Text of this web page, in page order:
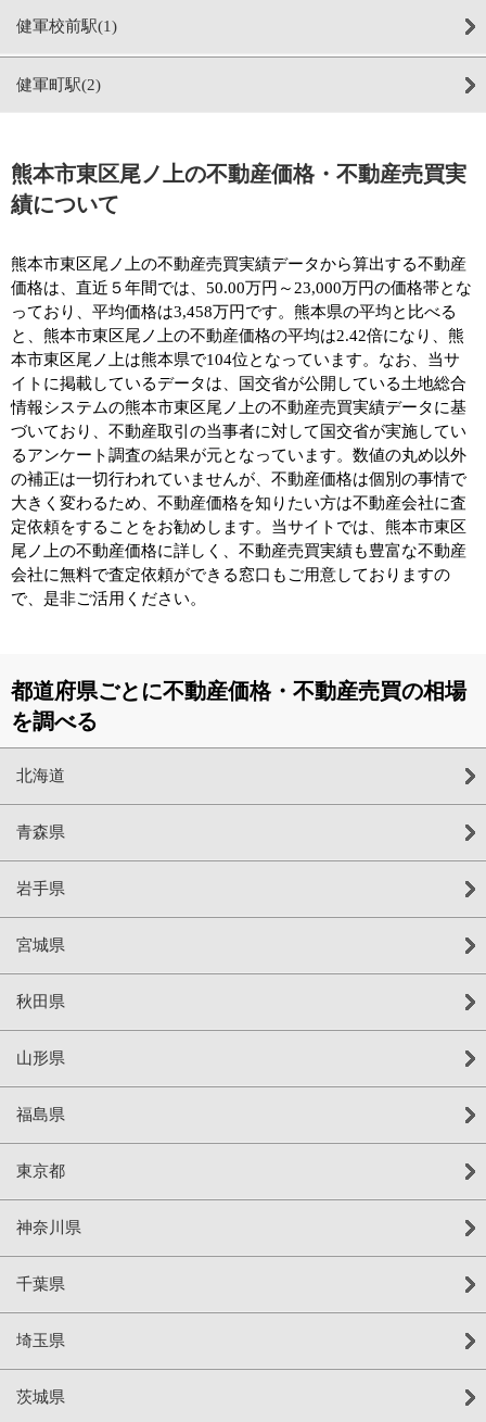
健軍校前駅(1)
健軍町駅(2)
熊本市東区尾ノ上の不動産価格・不動産売買実
績について
熊本市東区尾ノ上の不動産売買実績データから算出する不動産
価格は、直近５年間では、50.00万円～23,000万円の価格帯とな
っており、平均価格は3,458万円です。熊本県の平均と比べる
と、熊本市東区尾ノ上の不動産価格の平均は2.42倍になり、熊
本市東区尾ノ上は熊本県で104位となっています。なお、当サ
イトに掲載しているデータは、国交省が公開している土地総合
情報システムの熊本市東区尾ノ上の不動産売買実績データに基
づいており、不動産取引の当事者に対して国交省が実施してい
るアンケート調査の結果が元となっています。数値の丸め以外
の補正は一切行われていませんが、不動産価格は個別の事情で
大きく変わるため、不動産価格を知りたい方は不動産会社に査
定依頼をすることをお勧めします。当サイトでは、熊本市東区
尾ノ上の不動産価格に詳しく、不動産売買実績も豊富な不動産
会社に無料で査定依頼ができる窓口もご用意しておりますの
で、是非ご活用ください。
都道府県ごとに不動産価格・不動産売買の相場
を調べる
北海道
青森県
岩手県
宮城県
秋田県
山形県
福島県
東京都
神奈川県
千葉県
埼玉県
茨城県